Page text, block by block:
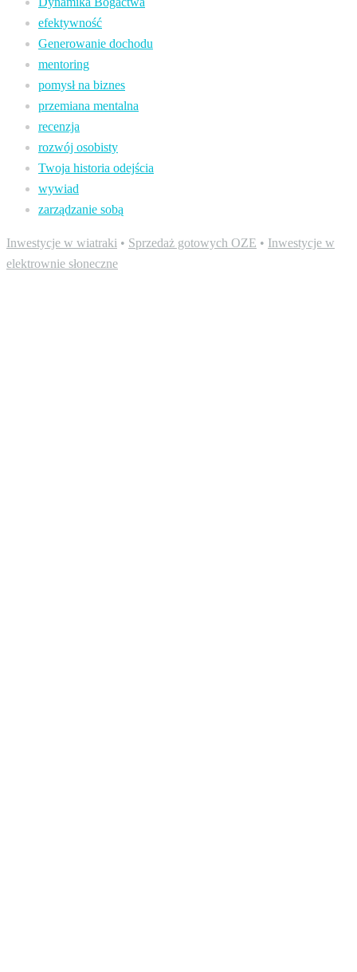
efektywność
Generowanie dochodu
mentoring
pomysł na biznes
przemiana mentalna
recenzja
rozwój osobisty
Twoja historia odejścia
wywiad
zarządzanie sobą
Inwestycje w wiatraki • Sprzedaż gotowych OZE • Inwestycje w
elektrownie słoneczne